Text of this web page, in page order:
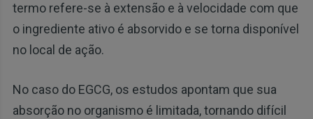
termo refere-se à extensão e à velocidade com que
o ingrediente ativo é absorvido e se torna disponível
no local de ação.
No caso do EGCG, os estudos apontam que sua
absorção no organismo é limitada, tornando difícil